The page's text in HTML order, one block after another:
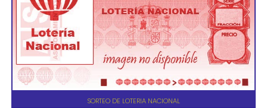
SORTEO DE LOTERIA NACIONAL